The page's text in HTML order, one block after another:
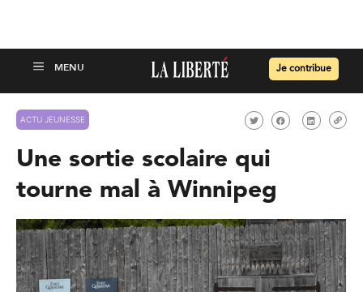
Je contribue
ACTU JEUNESSE
Une sortie scolaire qui
tourne mal à Winnipeg